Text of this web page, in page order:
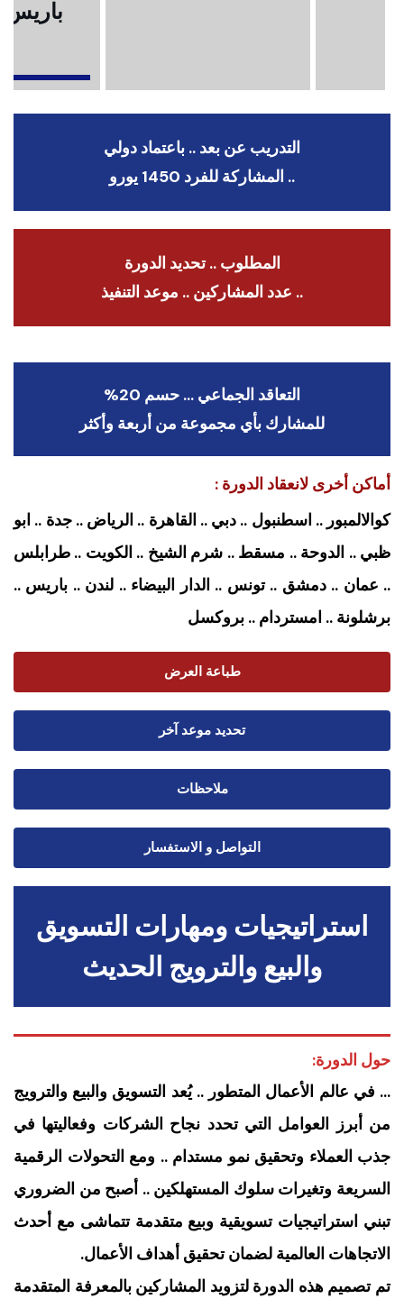
باريس
التدريب عن بعد .. باعتماد دولي
.. المشاركة للفرد 1450 يورو
المطلوب .. تحديد الدورة
.. عدد المشاركين .. موعد التنفيذ
التعاقد الجماعي … حسم 20%
للمشارك بأي مجموعة من أربعة وأكثر
أماكن أخرى لانعقاد الدورة :
كوالالمبور .. اسطنبول .. دبي .. القاهرة .. الرياض .. جدة .. ابو
ظبي .. الدوحة .. مسقط .. شرم الشيخ .. الكويت .. طرابلس
.. عمان .. دمشق .. تونس .. الدار البيضاء .. لندن .. باريس ..
برشلونة .. امستردام .. بروكسل
طباعة العرض
تحديد موعد آخر
ملاحظات
التواصل و الاستفسار
استراتيجيات ومهارات التسويق
والبيع والترويج الحديث
حول الدورة:
… في عالم الأعمال المتطور .. يُعد التسويق والبيع والترويج
من أبرز العوامل التي تحدد نجاح الشركات وفعاليتها في
جذب العملاء وتحقيق نمو مستدام .. ومع التحولات الرقمية
السريعة وتغيرات سلوك المستهلكين .. أصبح من الضروري
تبني استراتيجيات تسويقية وبيع متقدمة تتماشى مع أحدث
الاتجاهات العالمية لضمان تحقيق أهداف الأعمال.
تم تصميم هذه الدورة لتزويد المشاركين بالمعرفة المتقدمة